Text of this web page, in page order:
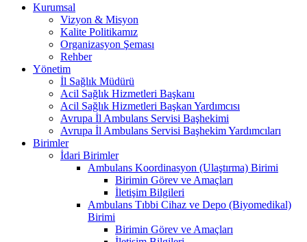
Kurumsal
Vizyon & Misyon
Kalite Politikamız
Organizasyon Şeması
Rehber
Yönetim
İl Sağlık Müdürü
Acil Sağlık Hizmetleri Başkanı
Acil Sağlık Hizmetleri Başkan Yardımcısı
Avrupa İl Ambulans Servisi Başhekimi
Avrupa İl Ambulans Servisi Başhekim Yardımcıları
Birimler
İdari Birimler
Ambulans Koordinasyon (Ulaştırma) Birimi
Birimin Görev ve Amaçları
İletişim Bilgileri
Ambulans Tıbbi Cihaz ve Depo (Biyomedikal)
Birimi
Birimin Görev ve Amaçları